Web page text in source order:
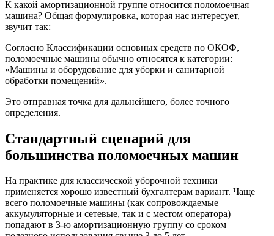
К какой амортизационной группе относится поломоечная
машина? Общая формулировка, которая нас интересует,
звучит так:
Согласно Классификации основных средств по ОКОФ,
поломоечные машины обычно относятся к категории:
«Машины и оборудование для уборки и санитарной
обработки помещений».
Это отправная точка для дальнейшего, более точного
определения.
Стандартный сценарий для
большинства поломоечных машин
На практике для классической уборочной техники
применяется хорошо известный бухгалтерам вариант. Чаще
всего поломоечные машины (как сопровождаемые —
аккумуляторные и сетевые, так и с местом оператора)
попадают в 3-ю амортизационную группу со сроком